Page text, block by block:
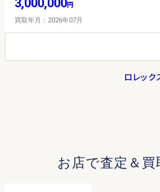
3,000,000円
買取年月：2026年07月
ロレック
お店で査定＆買